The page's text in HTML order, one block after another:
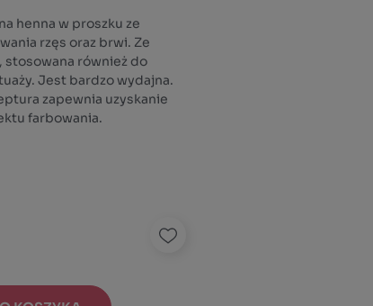
henna w proszku ze
rzęs oraz brwi. Ze
stosowana również do
Jest bardzo wydajna.
zapewnia uzyskanie
farbowania.